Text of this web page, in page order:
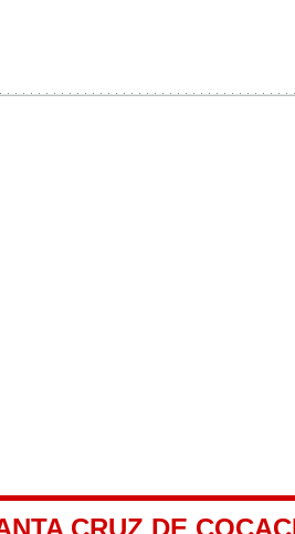
CRUZ DE